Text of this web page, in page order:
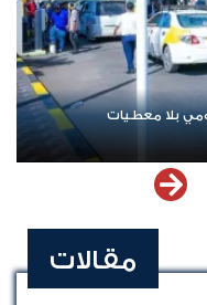
اشترك الآن
مقالات